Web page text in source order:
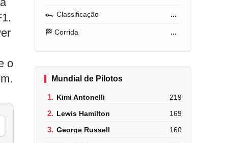
o
🏎️ Classificação ...
🏁 Corrida ...
Mundial de Pilotos
1. Kimi Antonelli 219
2. Lewis Hamilton 169
3. George Russell 160